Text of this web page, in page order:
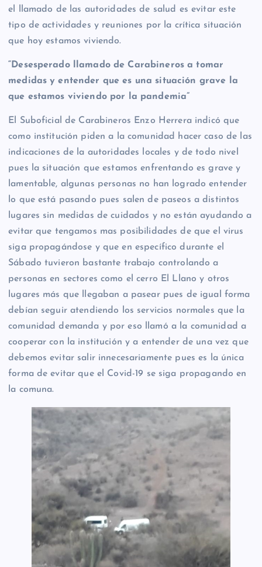
el llamado de las autoridades de salud es evitar este
tipo de actividades y reuniones por la crítica situación
que hoy estamos viviendo.
“Desesperado llamado de Carabineros a tomar
medidas y entender que es una situación grave la
que estamos viviendo por la pandemia”
El Suboficial de Carabineros Enzo Herrera indicó que
como institución piden a la comunidad hacer caso de las
indicaciones de la autoridades locales y de todo nivel
pues la situación que estamos enfrentando es grave y
lamentable, algunas personas no han logrado entender
lo que está pasando pues salen de paseos a distintos
lugares sin medidas de cuidados y no están ayudando a
evitar que tengamos mas posibilidades de que el virus
siga propagándose y que en específico durante el
Sábado tuvieron bastante trabajo controlando a
personas en sectores como el cerro El Llano y otros
lugares más que llegaban a pasear pues de igual forma
debían seguir atendiendo los servicios normales que la
comunidad demanda y por eso llamó a la comunidad a
cooperar con la institución y a entender de una vez que
debemos evitar salir innecesariamente pues es la única
forma de evitar que el Covid-19 se siga propagando en
la comuna.